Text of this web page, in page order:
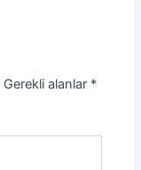
Gerekli alanlar *